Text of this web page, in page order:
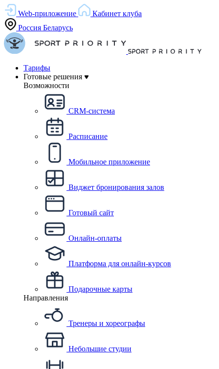
Web-приложение
Кабинет клуба
Россия Беларусь
Тарифы
Готовые решения
Возможности
CRM-система
Расписание
Мобильное приложение
Виджет бронирования залов
Готовый сайт
Онлайн-оплаты
Платформа для онлайн-курсов
Подарочные карты
Направления
Тренеры и хореографы
Небольшие студии